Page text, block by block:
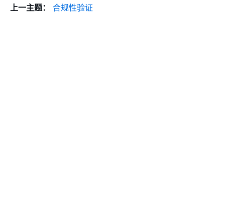
上一主题：
合规性验证